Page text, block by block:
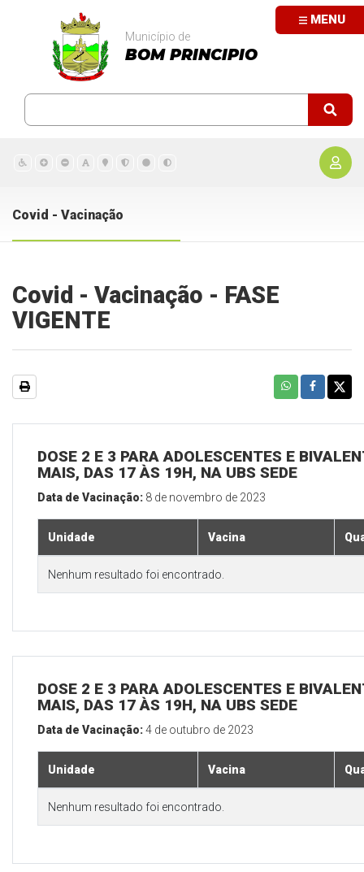
MENU
Município de
BOM PRINCIPIO
Covid - Vacinação
Covid - Vacinação - FASE
VIGENTE
DOSE 2 E 3 PARA ADOLESCENTES E
MAIS, DAS 17 ÀS 19H, NA UBS SEDE
Data de Vacinação: 8 de novembro de 2023
Unidade Vacina
Nenhum resultado foi encontrado.
DOSE 2 E 3 PARA ADOLESCENTES E
MAIS, DAS 17 ÀS 19H, NA UBS SEDE
Data de Vacinação:4 de outubro de 2023
Unidade Vacina
Nenhum resultado foi encontrado.